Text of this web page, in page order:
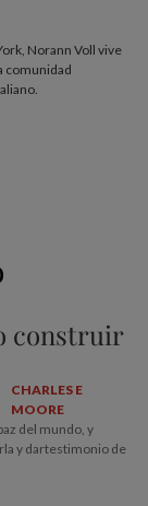
Norann Voll vive
comunidad
construir
CHARLES E
MOORE
del mundo, y
y dartestimonio de